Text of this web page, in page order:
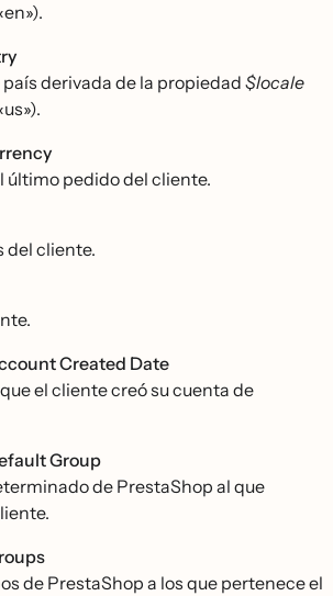
derivada de la propiedad $locale
último pedido del cliente.
del cliente.
Created Date
el cliente creó su cuenta de
Group
de PrestaShop al que
de PrestaShop a los que pertenece el